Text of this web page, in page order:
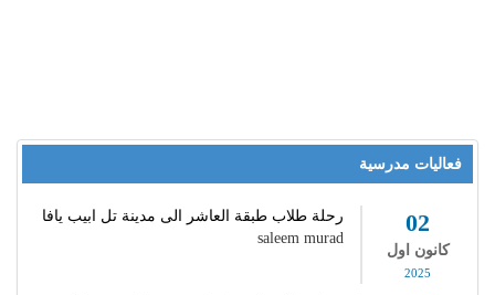
فعاليات مدرسية
02
كانون اول
2025
رحلة طلاب طبقة العاشر الى مدينة تل ابيب يافا
saleem murad